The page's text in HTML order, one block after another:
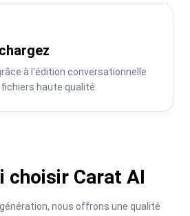
à l'édition conversationnelle
haute qualité.
choisir Carat AI
nous offrons une qualité